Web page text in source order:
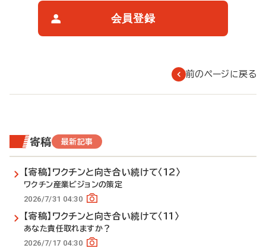
会員登録
前のページに戻る
寄稿 最新記事
【寄稿】ワクチンと向き合い続けて〈12〉
ワクチン産業ビジョンの策定
2026/7/31 04:30
【寄稿】ワクチンと向き合い続けて〈11〉
あなた責任取れますか？
2026/7/17 04:30